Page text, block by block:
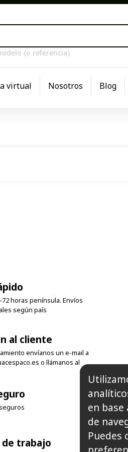
(o referencia)
virtual Nosotros Blog
72 horas península. Envíos
según país
al cliente
envíanos un e-mail a
o llámanos al
trabajo
en
de
Puedes